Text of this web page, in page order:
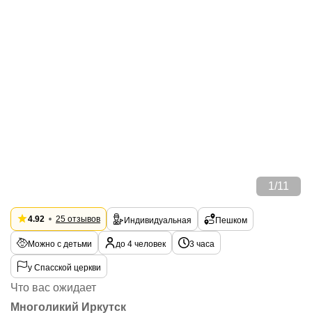
1 /11
4.92 25 отзывов Индивидуальная Пешком
Можно с детьми до 4 человек 3 часа
у Спасской церкви
Что вас ожидает
Многоликий Иркутск